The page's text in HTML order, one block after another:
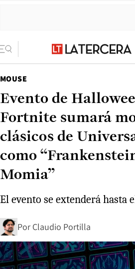
MOUSE
Evento de
Fortnite sumará
clásicos de
como
Momia”
El evento se extenderá hasta
Por Claudio Portilla